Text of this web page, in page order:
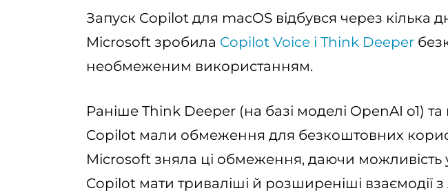
Запуск Copilot для macOS відбувся через кілька
Microsoft зробила Copilot Voice і Think Deeper
необмеженим використанням.
Раніше Think Deeper (на базі моделі OpenAI o1) та
Copilot мали обмеження для безкоштовних
Microsoft зняла ці обмеження, даючи можливість
Copilot мати триваліші й розширеніші взаємодії